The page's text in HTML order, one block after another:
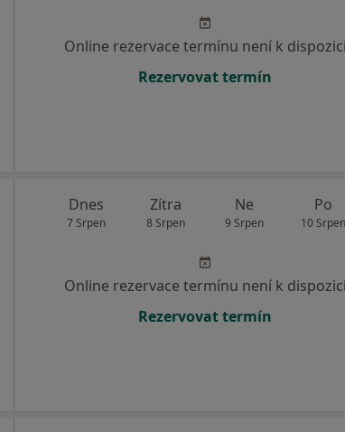
Online rezervace termínu není k dispozici
Rezervovat termín
Dnes
7 Srpen
Zítra
8 Srpen
Ne
9 Srpen
Po
10 Srpen
Online rezervace termínu není k dispozici
Rezervovat termín